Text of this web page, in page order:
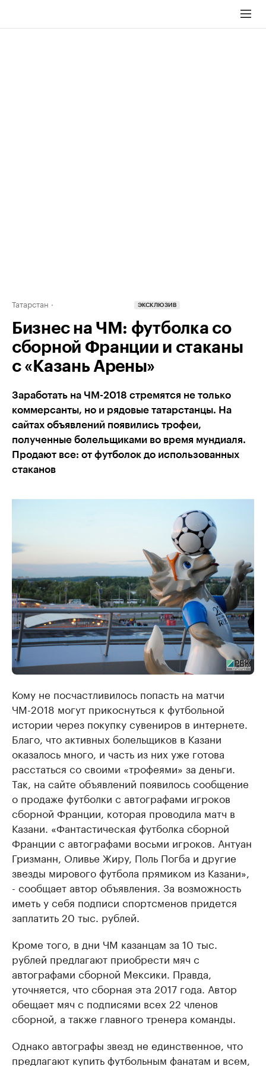
Татарстан ЭКСКЛЮЗИВ
Бизнес на ЧМ: футболка со
сборной Франции и стаканы
с «Казань Арены»
Заработать на ЧМ-2018 стремятся не только
коммерсанты, но и рядовые татарстанцы. На
сайтах объявлений появились трофеи,
полученные болельщиками во время мундиаля.
Продают все: от футболок до использованных
стаканов
Кому не посчастливилось попасть на матчи
ЧМ-2018 могут прикоснуться к футбольной
истории через покупку сувениров в интернете.
Благо, что активных болельщиков в Казани
оказалось много, и часть из них уже готова
расстаться со своими «трофеями» за деньги.
Так, на сайте объявлений появилось сообщение
о продаже футболки с автографами игроков
сборной Франции, которая проводила матч в
Казани. «Фантастическая футболка сборной
Франции с автографами восьми игроков. Антуан
Гризманн, Оливье Жиру, Поль Погба и другие
звезды мирового футбола прямиком из Казани»,
- сообщает автор объявления. За возможность
иметь у себя подписи спортсменов придется
заплатить 20 тыс. рублей.
Кроме того, в дни ЧМ казанцам за 10 тыс.
рублей предлагают приобрести мяч с
автографами сборной Мексики. Правда,
уточняется, что сборная эта 2017 года. Автор
обещает мяч с подписями всех 22 членов
сборной, а также главного тренера команды.
Однако автографы звезд не единственное, что
предлагают купить футбольным фанатам и всем,